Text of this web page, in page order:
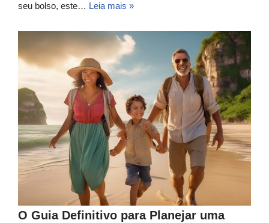
seu bolso, este… Leia mais »
O Guia Definitivo para Planejar uma